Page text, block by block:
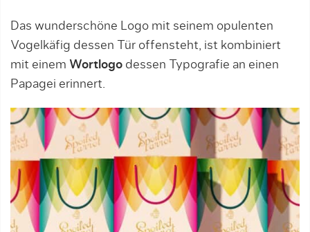
Das wunderschöne Logo mit seinem opulenten
Vogelkäfig dessen Tür offensteht, ist kombiniert
mit einem Wortlogo dessen Typografie an einen
Papagei erinnert.